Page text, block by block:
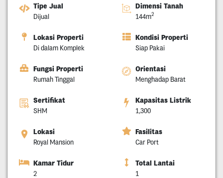
Tipe Jual
Dijual
Dimensi Tanah
144m2
Lokasi Properti
Di dalam Komplek
Kondisi Properti
Siap Pakai
Fungsi Properti
Rumah Tinggal
Orientasi
Menghadap Barat
Sertifikat
SHM
Kapasitas Listrik
1,300
Lokasi
Royal Mansion
Fasilitas
Car Port
Kamar Tidur
2
Total Lantai
1